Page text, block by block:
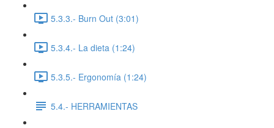
5.3.3.- Burn Out (3:01)
5.3.4.- La dieta (1:24)
5.3.5.- Ergonomía (1:24)
5.4.- HERRAMIENTAS